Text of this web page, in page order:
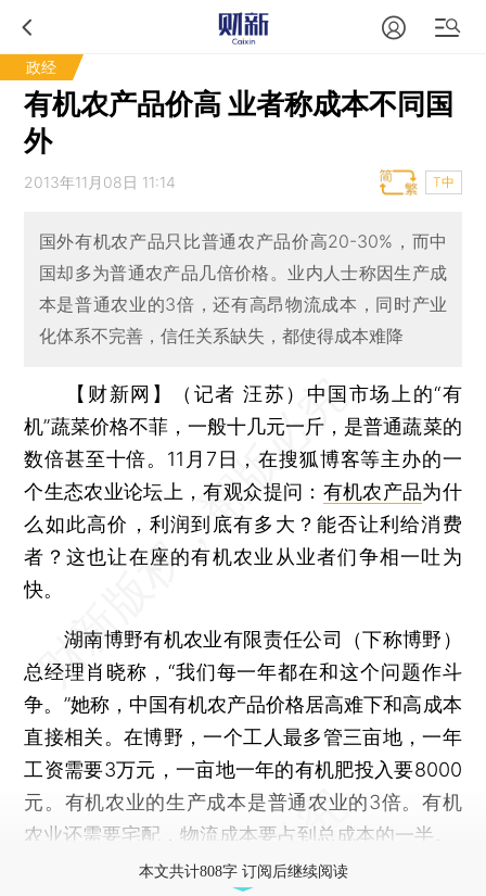
政经
有机农产品价高 业者称成本不同国
外
2013年11月08日 11:14 T中
国外有机农产品只比普通农产品价高20-30%，而中
国却多为普通农产品几倍价格。业内人士称因生产成
本是普通农业的3倍，还有高昂物流成本，同时产业
化体系不完善，信任关系缺失，都使得成本难降
【财新网】（记者 汪苏） 中国市场上的“有
机”蔬菜价格不菲，一般十几元一斤，是普通蔬菜的
数倍甚至十倍。11月7日，在搜狐博客等主办的一
个生态农业论坛上，有观众提问： 有机农产品为什
么如此高价，利润到底有多大？能否让利给消费
者？这也让在座的有机农业从业者们争相一吐为
快。
湖南博野有机农业有限责任公司（下称博野）
总经理肖晓称，“我们每一年都在和这个问题作斗
争。”她称，中国有机农产品价格居高难下和高成本
直接相关。在博野，一个工人最多管三亩地，一年
工资需要3万元，一亩地一年的有机肥投入要8000
元。有机农业的生产成本是普通农业的3倍。有机
农业还需要宅配，物流成本要占到总成本的一半。
本文共计808字 订阅后继续阅读